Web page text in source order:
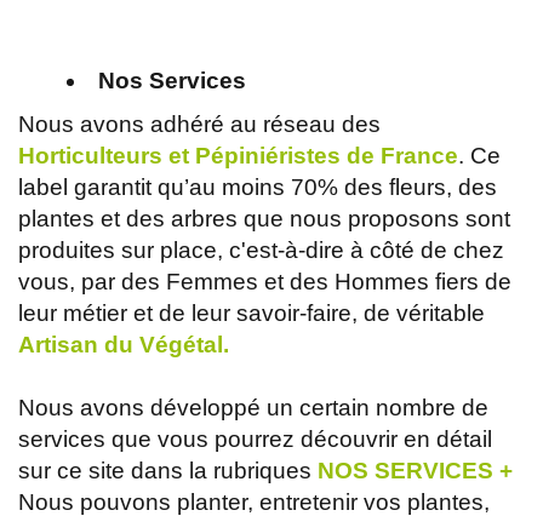
Nos Services
Nous avons adhéré au réseau des
Horticulteurs et Pépiniéristes de France. Ce
label garantit qu’au moins 70% des fleurs, des
plantes et des arbres que nous proposons sont
produites sur place, c'est-à-dire à côté de chez
vous, par des Femmes et des Hommes fiers de
leur métier et de leur savoir-faire, de véritable
Artisan du Végétal.
Nous avons développé un certain nombre de
services que vous pourrez découvrir en détail
sur ce site dans la rubriques NOS SERVICES +
Nous pouvons planter, entretenir vos plantes,